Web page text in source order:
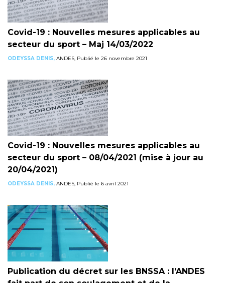
Covid-19 : Nouvelles mesures applicables au
secteur du sport – Maj 14/03/2022
ODEYSSA DENIS, ANDES, Publié le 26 novembre 2021
Covid-19 : Nouvelles mesures applicables au
secteur du sport – 08/04/2021 (mise à jour au
20/04/2021)
ODEYSSA DENIS, ANDES, Publié le 6 avril 2021
Publication du décret sur les BNSSA : l’ANDES